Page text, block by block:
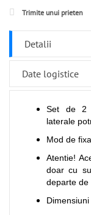
Trimite unui prieten
Detalii
Date logistice
Set de 2
laterale
Mod de
Atentie!
doar cu
departe de